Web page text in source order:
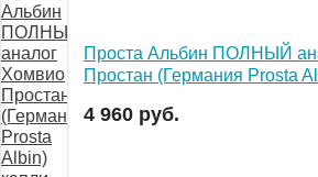
Проста Альбин ПОЛНЫЙ
Простан (Германия Prosta
4 960 руб.